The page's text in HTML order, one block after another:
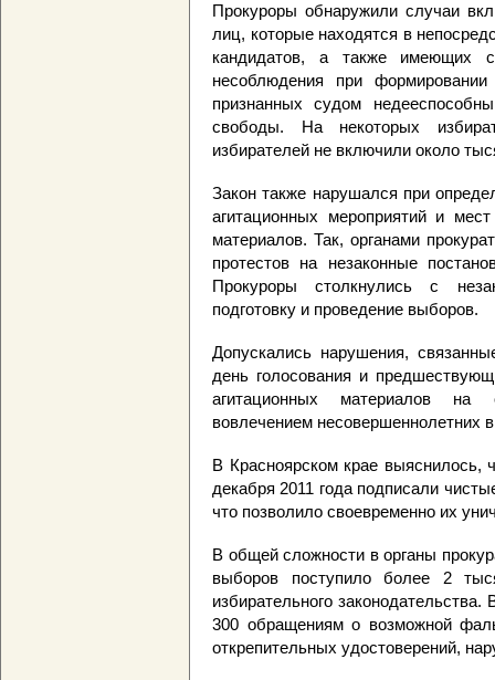
Прокуроры обнаружили случаи
лиц, которые находятся в
кандидатов, а также имеющих
несоблюдения при
признанных судом
свободы. На некоторых
избирателей не включили около
Закон также нарушался при
агитационных мероприятий и
материалов. Так, органами
протестов на незаконные
Прокуроры столкнулись с
подготовку и проведение выборов.
Допускались нарушения,
день голосования и
агитационных материалов на
вовлечением несовершеннолетних
В Красноярском крае выяснилось,
декабря 2011 года подписали
что позволило своевременно их
В общей сложности в органы
выборов поступило более 2
избирательного
300 обращениям о возможной
открепительных удостоверений,